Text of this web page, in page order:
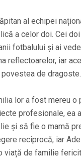
al echipei
a celor doi. Cei
fotbalului și ai
reflectoarelor, iar
de dragoste.
lor a fost mereu o
profesionale, ea
și să fie o mamă
reciprocă, iar
viață de familie